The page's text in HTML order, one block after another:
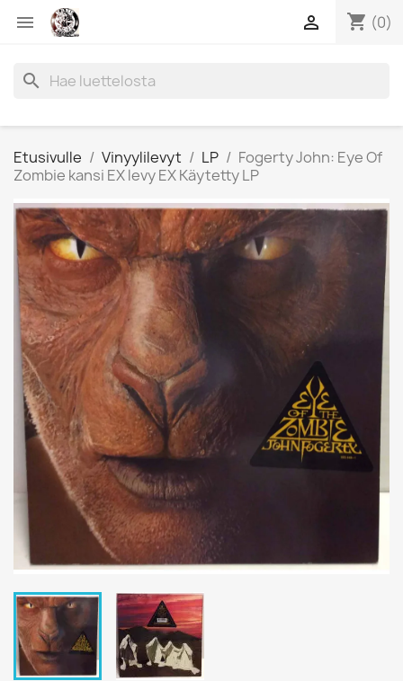
 shopping_cart (0)

search
Etusivulle Vinyylilevyt LP
Fogerty John: Eye Of
Zombie kansi EX levy EX Käytetty LP